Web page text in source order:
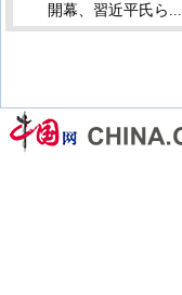
開幕、習近平氏ら...